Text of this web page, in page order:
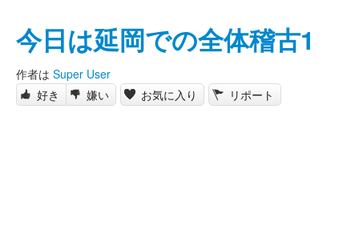
今日は延岡での全体稽古1
作者は Super User
好き
嫌い お気に入り リポート